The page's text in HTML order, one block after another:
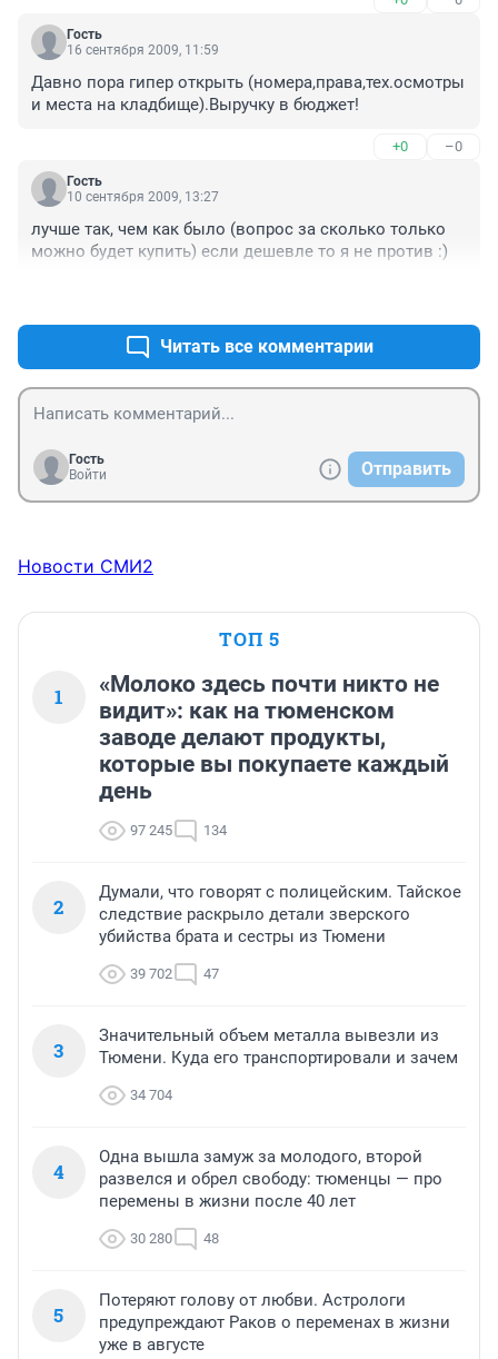
Гость
16 сентября 2009, 11:59
Давно пора гипер открыть (номера,права,тех.осмотры
и места на кладбище).Выручку в бюджет!
+0 –0
Гость
10 сентября 2009, 13:27
лучше так, чем как было (вопрос за сколько только
можно будет купить) если дешевле то я не против :)
Читать все комментарии
Гость
Войти
Отправить
Новости СМИ2
ТОП 5
1
«Молоко здесь почти никто не
видит»: как на тюменском
заводе делают продукты,
которые вы покупаете каждый
день
97 245 134
2
Думали, что говорят с полицейским. Тайское
следствие раскрыло детали зверского
убийства брата и сестры из Тюмени
39 702 47
3
Значительный объем металла вывезли из
Тюмени. Куда его транспортировали и зачем
34 704
4
Одна вышла замуж за молодого, второй
развелся и обрел свободу: тюменцы — про
перемены в жизни после 40 лет
30 280 48
5
Потеряют голову от любви. Астрологи
предупреждают Раков о переменах в жизни
уже в августе